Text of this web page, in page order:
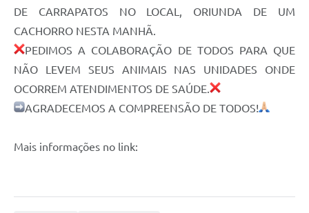
Serviços ao Cidadão
Nota Fiscal Eletrônica
STS - 3º Setor
DE CARRAPATOS NO LOCAL, ORIUNDA DE UM
CACHORRO NESTA MANHÃ.
PEDIMOS A COLABORAÇÃO DE TODOS PARA QUE
NÃO LEVEM SEUS ANIMAIS NAS UNIDADES ONDE
OCORREM ATENDIMENTOS DE SAÚDE.
AGRADECEMOS A COMPREENSÃO DE TODOS!
Mais informações no link: